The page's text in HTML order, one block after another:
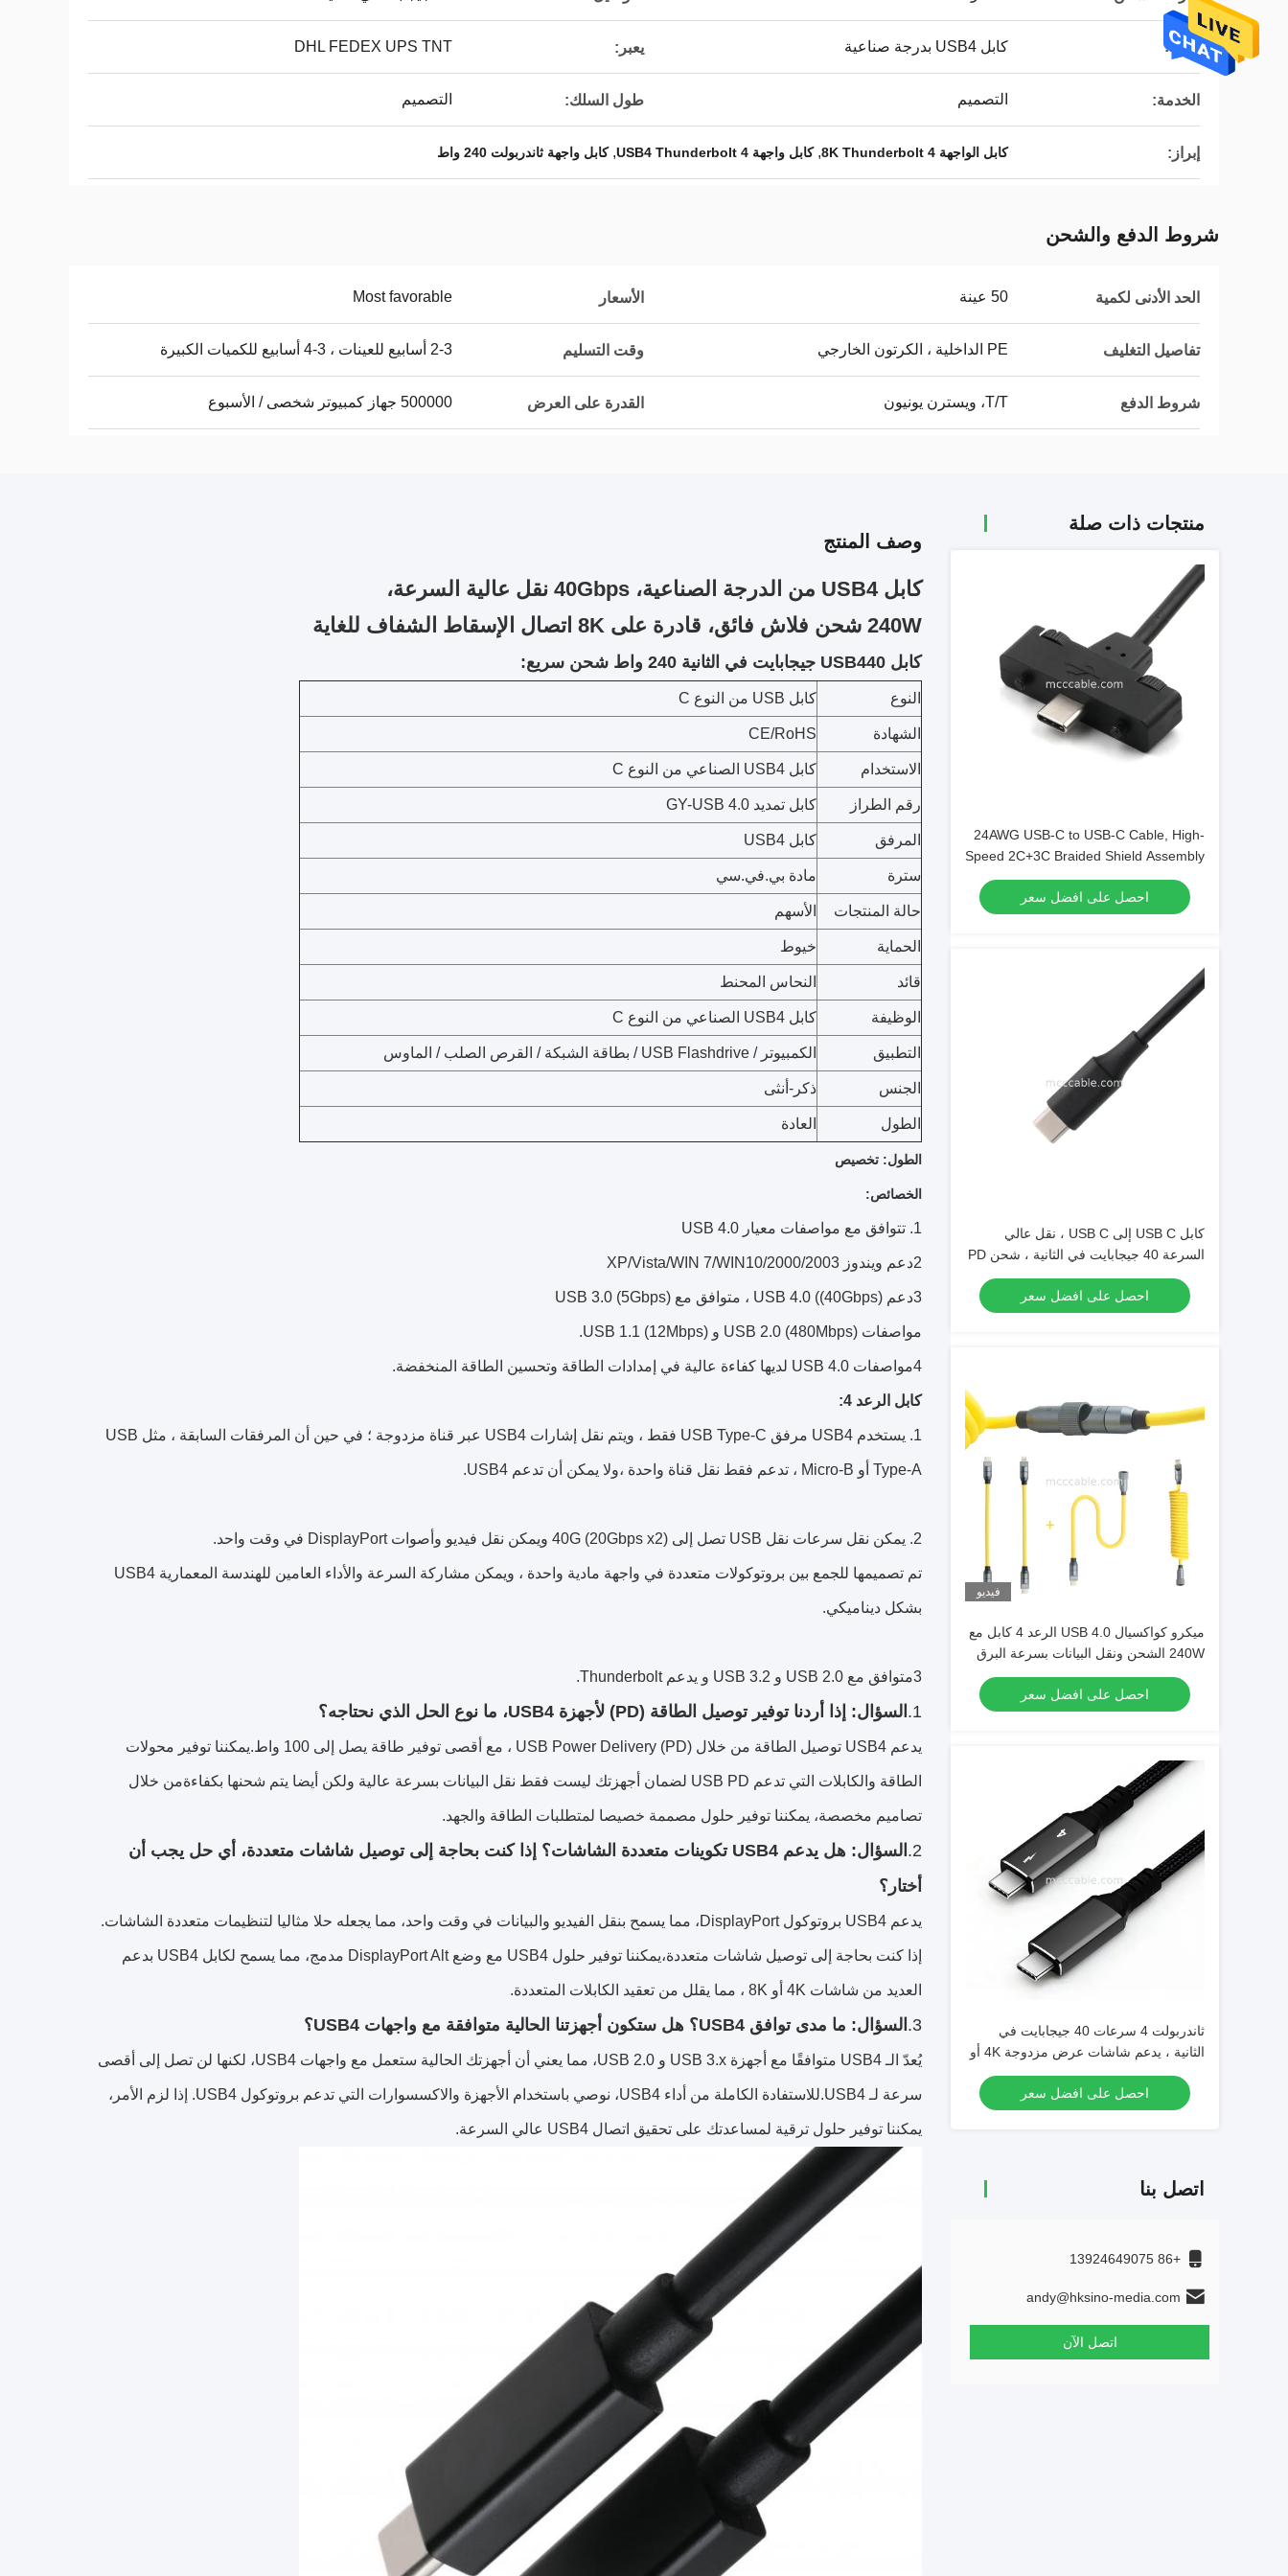
ltem: كابل USB4 بدرجة صناعية يعبر: DHL FEDEX UPS TNT
الخدمة: التصميم طول السلك: التصميم
إبراز: كابل الواجهة 8K Thunderbolt 4 ,كابل واجهة USB4 Thunderbolt 4 ,كابل واجهة ثاندربولت 240 واط
شروط الدفع والشحن
الحد الأدنى لكمية 50 عينة الأسعار Most favorable
تفاصيل التغليف PE الداخلية ، الكرتون الخارجي وقت التسليم 2-3 أسابيع للعينات ، 3-4 أسابيع للكميات الكبيرة
شروط الدفع T/T، ويسترن يونيون القدرة على العرض 500000 جهاز كمبيوتر شخصى / الأسبوع
منتجات ذات صلة
24AWG USB-C to USB-C Cable, High-
Speed 2C+3C Braided Shield Assembly
احصل على افضل سعر
كابل USB C إلى USB C ، نقل عالي
السرعة 40 جيجابايت في الثانية ، شحن PD
100W ، محمي
احصل على افضل سعر
فيديو
ميكرو كواكسيال USB 4.0 الرعد 4 كابل مع
240W الشحن ونقل البيانات بسرعة البرق
40Gbps
احصل على افضل سعر
ثاندربولت 4 سرعات 40 جيجابايت في
الثانية ، يدعم شاشات عرض مزدوجة 4K أو
احصل على افضل سعر
اتصل بنا
+86 13924649075
andy@hksino-media.com
اتصل الآن
وصف المنتج
كابل USB4 من الدرجة الصناعية، 40Gbps نقل عالية السرعة،
240W شحن فلاش فائق، قادرة على 8
K اتصال الإسقاط الشفاف للغاية
كابل USB4 40 جيجابايت في الثانية 240 واط شحن سريع:
النوع كابل USB من النوع C
الشهادة CE/RoHS
الاستخدام كابل USB4 الصناعي من النوع C
رقم الطراز كابل تمديد GY-USB 4.0
المرفق كابل USB4
سترة مادة بي.في.سي
حالة المنتجات الأسهم
الحماية خيوط
قائد النحاس المحنط
الوظيفة كابل USB4 الصناعي من النوع C
التطبيق الكمبيوتر / USB Flashdrive / بطاقة الشبكة / القرص الصلب / الماوس
الجنس ذكر-أنثى
الطول العادة
الطول: تخصيص
الخصائص:
1. تتوافق مع مواصفات معيار USB 4.0
2دعم ويندوز 2000/2003/XP/Vista/WIN 7/WIN10
3دعم USB 4.0 ((40Gbps) ، متوافق مع USB 3.0 (5Gbps)
مواصفات USB 2.0 (480Mbps) و USB 1.1 (12Mbps).
4مواصفات USB 4.0 لديها كفاءة عالية في إمدادات الطاقة وتحسين الطاقة المنخفضة.
كابل الرعد 4:
1. يستخدم USB4 مرفق USB Type-C فقط ، ويتم نقل إشارات USB4 عبر قناة مزدوجة ؛ في حين أن المرفقات السابقة ، مثل USB
Type-A أو Micro-B ، تدعم فقط نقل قناة واحدة ،ولا يمكن أن تدعم USB4.
2. يمكن نقل سرعات نقل USB تصل إلى 40G (20Gbps x2) ويمكن نقل فيديو وأصوات DisplayPort في وقت واحد.
تم تصميمها للجمع بين بروتوكولات متعددة في واجهة مادية واحدة ، ويمكن مشاركة السرعة والأداء العامين للهندسة المعمارية USB4
بشكل ديناميكي.
3متوافق مع USB 2.0 و USB 3.2 و يدعم Thunderbolt.
1. السؤال: إذا أردنا توفير توصيل الطاقة (PD) لأجهزة USB4، ما نوع الحل الذي نحتاجه؟
يدعم USB4 توصيل الطاقة من خلال USB Power Delivery (PD) ، مع أقصى توفير طاقة يصل إلى 100 واط.يمكننا توفير محولات
الطاقة والكابلات التي تدعم USB PD لضمان أجهزتك ليست فقط نقل البيانات بسرعة عالية ولكن أيضا يتم شحنها بكفاءةمن خلال
تصاميم مخصصة، يمكننا توفير حلول مصممة خصيصا لمتطلبات الطاقة والجهد.
2.
السؤال: هل يدعم USB4 تكوينات متعددة الشاشات؟ إذا كنت بحاجة إلى توصيل شاشات متعددة، أي حل يجب أن
أختار؟
يدعم USB4 بروتوكول DisplayPort، مما يسمح بنقل الفيديو والبيانات في وقت واحد، مما يجعله حلا مثاليا لتنظيمات متعددة الشاشات.
إذا كنت بحاجة إلى توصيل شاشات متعددة،يمكننا توفير حلول USB4 مع وضع DisplayPort Alt مدمج، مما يسمح لكابل USB4 بدعم
العديد من شاشات 4K أو 8K ، مما يقلل من تعقيد الكابلات المتعددة.
3. السؤال: ما مدى توافق USB4؟ هل ستكون أجهزتنا الحالية متوافقة مع واجهات USB4؟
يُعدّ الـ USB4 متوافقًا مع أجهزة USB 3.x و USB 2.0، مما يعني أن أجهزتك الحالية ستعمل مع واجهات USB4، لكنها لن تصل إلى أقصى
سرعة لـ USB4.للاستفادة الكاملة من أداء USB4، نوصي باستخدام الأجهزة والاكسسوارات التي تدعم بروتوكول USB4. إذا لزم الأمر،
يمكننا توفير حلول ترقية لمساعدتك على تحقيق اتصال USB4 عالي السرعة.